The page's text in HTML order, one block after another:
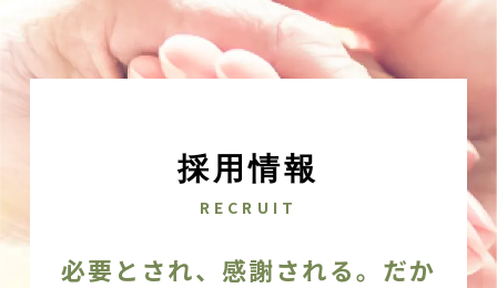
採用情報
RECRUIT
必要とされ、感謝される。だか